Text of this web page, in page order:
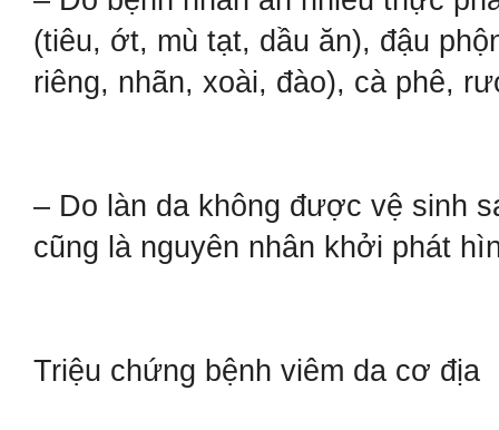
(tiêu, ớt, mù tạt, dầu ăn), đậu
riêng, nhãn, xoài, đào), cà phê,
– Do làn da không được vệ sinh
cũng là nguyên nhân khởi phát
Triệu chứng bệnh viêm da cơ địa